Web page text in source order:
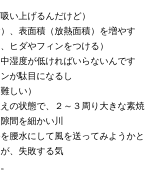
い上げるんだけど）
、表面積（放熱面積）を増やす
ヒダやフィンをつける）
湿度が低ければいらないんです
が駄目になるし
しい）
の状態で、２～３周り大きな素焼
間を細かい川
腰水にして風を送ってみようかと
、失敗する気